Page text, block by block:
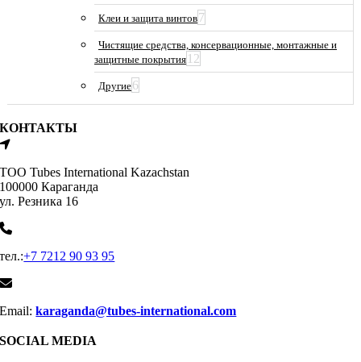
Клеи и защита винтов7
Чистящие средства, консервационные, монтажные и
защитные покрытия 12
Другие6
КОНТАКТЫ
ТОО Tubes International Kazachstan
100000 Караганда
ул. Резника 16
тел.:+7 7212 90 93 95
Email:karaganda@tubes-international.com
SOCIAL MEDIA